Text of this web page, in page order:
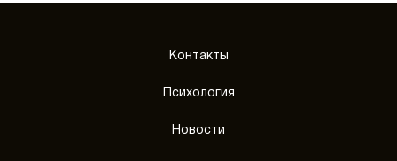
Контакты
Психология
Новости